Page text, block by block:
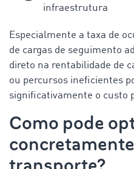
infraestrutura
Especialmente a taxa de
de cargas de seguimento
direto na rentabilidade de
ou percursos ineficientes
significativamente o custo
Como pode